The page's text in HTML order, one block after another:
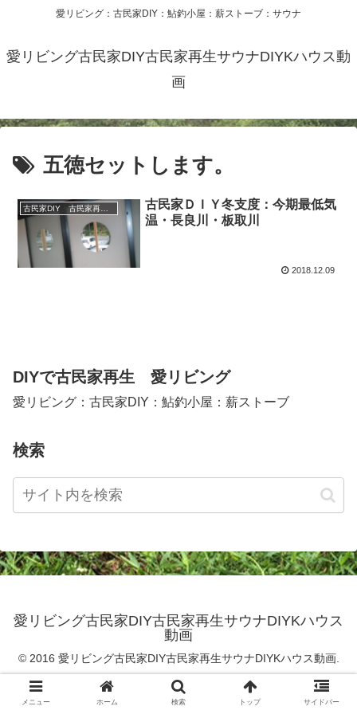
愛リビング：古民家DIY：鮎釣小屋：薪ストーブ：サウナ
愛リビング古民家DIY古民家再生サウナDIYKハウス動
画
五徳セットします。
古民家ＤＩＹ冬支度：今期最低気
温・長良川・板取川
2018.12.09
DIYで古民家再生 愛リビング
愛リビング：古民家DIY：鮎釣小屋：薪ストーブ
検索
愛リビング古民家DIY古民家再生サウナDIYKハウス
動画
© 2016 愛リビング古民家DIY古民家再生サウナDIYKハウス動画.
メニュー ホーム 検索 トップ サイドバー